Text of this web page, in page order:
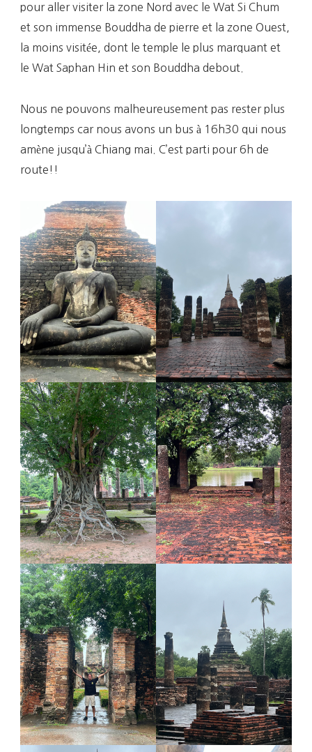
pour aller visiter la zone Nord avec le Wat Si Chum
et son immense Bouddha de pierre et la zone Ouest,
la moins visitée, dont le temple le plus marquant et
le Wat Saphan Hin et son Bouddha debout.
Nous ne pouvons malheureusement pas rester plus
longtemps car nous avons un bus à 16h30 qui nous
amène jusqu’à Chiang mai. C’est parti pour 6h de
route!!